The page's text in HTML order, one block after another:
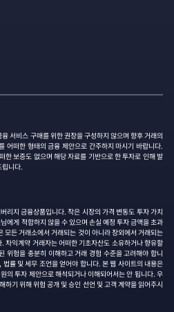
서비스 구매를 위한 권장을 구성하지 않으며 향후 거래의
어떠한 형태의 금융 제안으로 간주하지 마시기 바랍니다.
한 보증도 없으며 해당 자료를 기반으로 한 투자로 인해 발
립니다.
리지 금융상품입니다. 작은 시장의 가격 변동도 투자 가치
에게 적합하지 않을 수 있으며 손실 예정 투자 금액을 초과
모든 거래소에서 거래되는 것이 아니라 장외에서 거래되는
차익계약 거래자는 어떠한 기초자산도 소유하거나 향유할
위험을 충분히 이해하고 거래 경험 수준을 고려해야 합니
률 및 세무 조언을 얻어야 합니다. 본 웹 사이트의 내용은
의 투자 제안으로 해석되거나 이해되어서는 안 됩니다. 우
하기 위해 위험 공개 및 승인 선언 및 고객 계약을 읽어주시